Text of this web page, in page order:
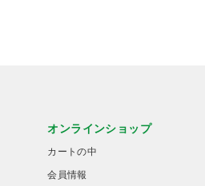
オンラインショップ
カートの中
会員情報